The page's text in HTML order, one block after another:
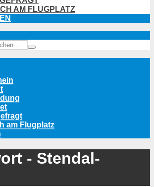
AM FLUGPLATZ
am Flugplatz
- Stendal-